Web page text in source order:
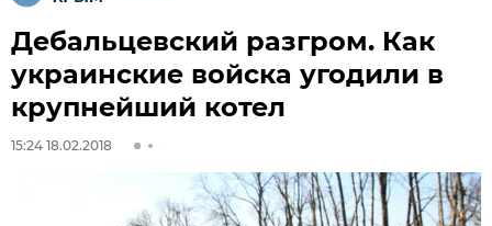
Дебальцевский разгром. Как
украинские войска угодили в
крупнейший котел
15:24 18.02.2018